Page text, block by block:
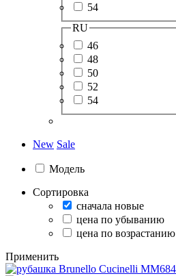
54
RU
46
48
50
52
54
New Sale
Модель
Сортировка
сначала новые
цена по убыванию
цена по возрастанию
Применить